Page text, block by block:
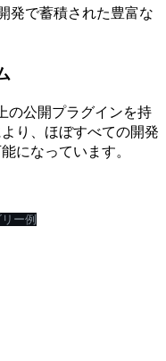
発で蓄積された豊富な
の公開プラグインを持
り、ほぼすべての開発
になっています。
ー例